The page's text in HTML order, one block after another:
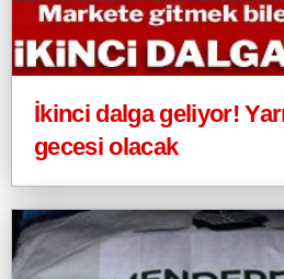
İkinci dalga geliyor!
gecesi olacak